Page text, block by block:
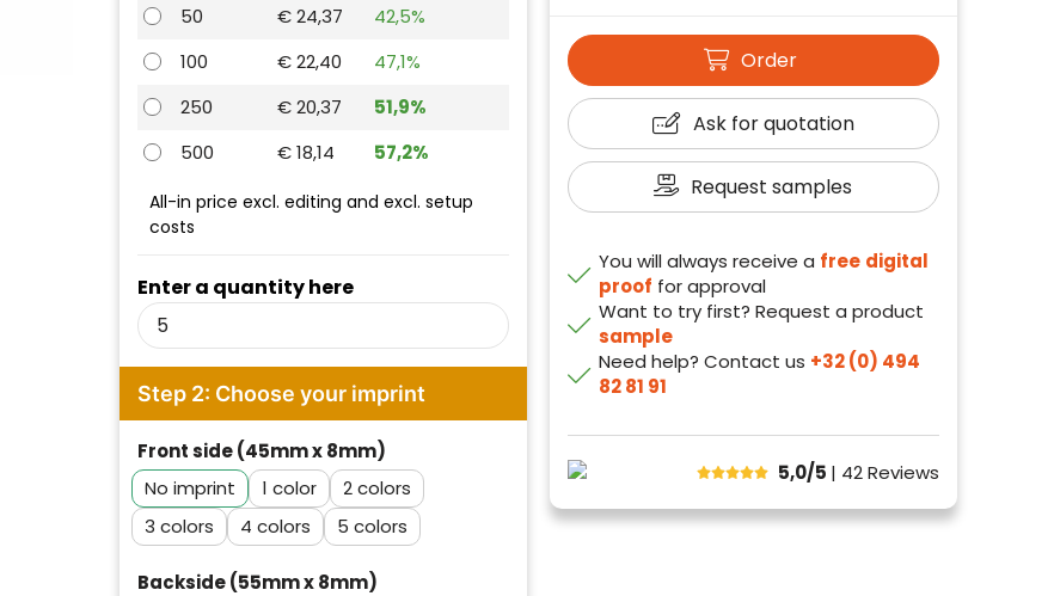
50
€ 24,37
42,5%
100
€ 22,40
47,1%
250
€ 20,37
51,9%
500
€ 18,14 57,2%
Enter a quantity here
All-in price excl. editing and excl. setup
costs
Step 2: Choose your imprint
Front side (45mm x 8mm)
No imprint
1
2
3
4 5
Backside (55mm x 8mm)
Order
Ask for quotation
Request samples
You will always receive a free digital
proof for approval
Want to try first? Request a product
sample
Need help? Contact us +32 (0) 494
82 81 91
5,0/5 | 42Reviews